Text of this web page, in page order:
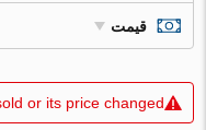
قیمت
or its price changed